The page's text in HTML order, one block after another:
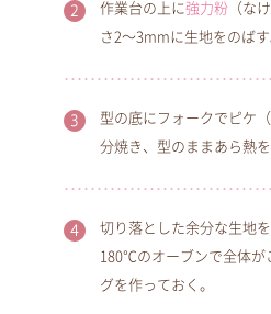
作業台の上に強力粉 （な
さ2～3mmに生地をのばす
型の底にフォークでピケ（
分焼き、型のままあら熱を
切り落とした余分な生地
180℃のオーブンで全体が
グを作っておく。